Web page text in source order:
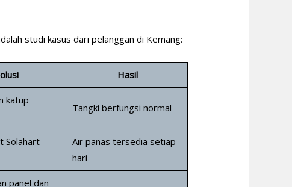
studi kasus dari pelanggan di Kemang:
Hasil
katup
Tangki berfungsi normal
Solahart
Air panas tersedia setiap
hari
panel dan